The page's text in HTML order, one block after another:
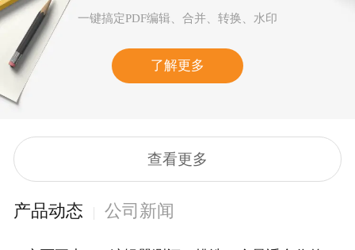
一键搞定PDF编辑、合并、转换、水印
了解更多
查看更多
产品动态 | 公司新闻